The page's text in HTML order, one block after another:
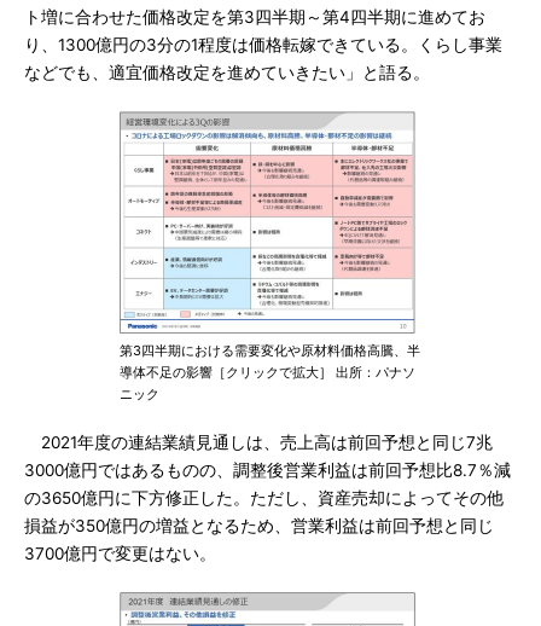
ト増に合わせた価格改定を第3四半期～第4四半期に進めてお
り、1300億円の3分の1程度は価格転嫁できている。くらし事業
などでも、適宜価格改定を進めていきたい」と語る。
第3四半期における需要変化や原材料価格高騰、半
導体不足の影響［クリックで拡大］ 出所：パナソ
ニック
2021年度の連結業績見通しは、売上高は前回予想と同じ7兆
3000億円ではあるものの、調整後営業利益は前回予想比8.7％減
の3650億円に下方修正した。ただし、資産売却によってその他
損益が350億円の増益となるため、営業利益は前回予想と同じ
3700億円で変更はない。